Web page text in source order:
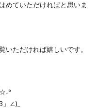
めていただければと思いま
いただければ嬉しいです。
∠)_